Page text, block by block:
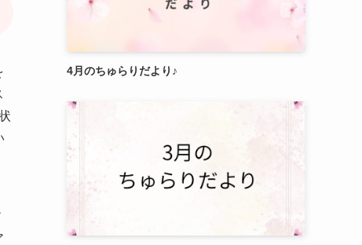
4月のちゅらりだより♪